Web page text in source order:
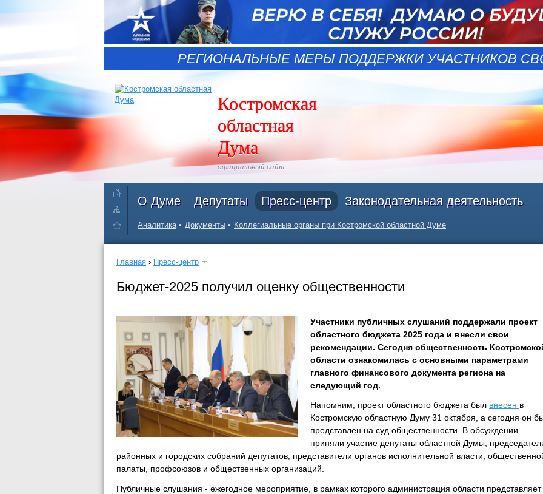
РЕГИОНАЛЬНЫЕ МЕРЫ ПОДДЕРЖКИ УЧАСТНИКОВ
Костромская
областная
Дума
официальный сайт
О Думе Депутаты Пресс-центр Законодательная деятельность
Аналитика Документы Коллегиальные органы при Костромской областной Думе
Главная › Пресс-центр
Бюджет-2025 получил оценку общественности
Участники публичных слушаний поддержали проект
областного бюджета 2025 года и внесли свои
рекомендации. Сегодня общественность
области ознакомилась с основными параметрами
главного финансового документа региона на
следующий год.
Напомним, проект областного бюджета был внесен в
Костромскую областную Думу 31 октября, а сегодня он
представлен на суд общественности. В обсуждении
приняли участие депутаты областной Думы,
районных и городских собраний депутатов, представители органов исполнительной власти,
палаты, профсоюзов и общественных организаций.
Публичные слушания - ежегодное мероприятие, в рамках которого администрация области представляет